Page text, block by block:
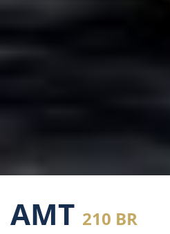
AMT 210 BR